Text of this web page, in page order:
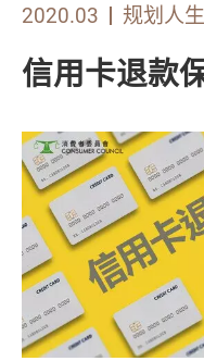
2020.03 规划人生
信用卡退款